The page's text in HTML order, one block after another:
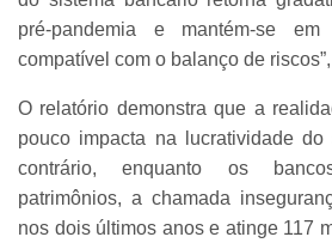
pré-pandemia e mantém-se
compatível com o balanço de
O relatório demonstra que a
pouco impacta na lucratividade do
contrário, enquanto os
patrimônios, a chamada
nos dois últimos anos e atinge 117